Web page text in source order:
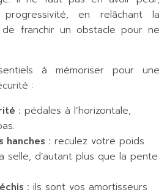
progressivité, en relâchant la
franchir un obstacle pour ne
à mémoriser pour une
:
: pédales à l’horizontale,
hanches : reculez votre poids
selle, d’autant plus que la pente
: ils sont vos amortisseurs